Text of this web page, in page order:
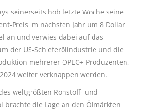
seinerseits hob letzte Woche seine
Preis im nächsten Jahr um 8 Dollar
an und verwies dabei auf das
der US-Schieferölindustrie und die
mehrerer OPEC+-Produzenten,
weiter verknappen werden.
weltgrößten Rohstoff- und
brachte die Lage an den Ölmärkten